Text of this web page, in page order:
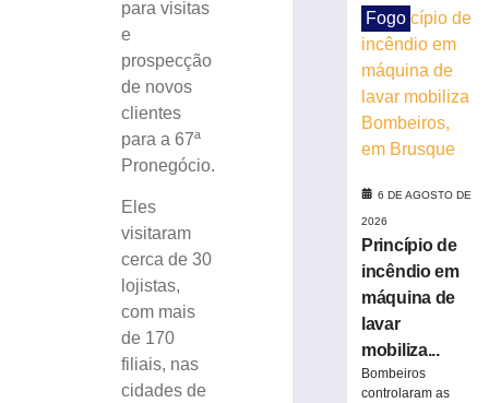
para visitas
e
prospecção
de novos
clientes
para a 67ª
Pronegócio.
Eles
visitaram
cerca de 30
lojistas,
com mais
de 170
filiais, nas
cidades de
celebrar
seus
anos
Visita
mediada
Fogo
6 DE AGOSTO DE
2026
Princípio de
incêndio em
máquina de
lavar
mobiliza...
Bombeiros
controlaram as